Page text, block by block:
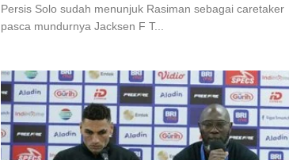
Persis Solo sudah menunjuk Rasiman sebagai caretaker
pasca mundurnya Jacksen F T...